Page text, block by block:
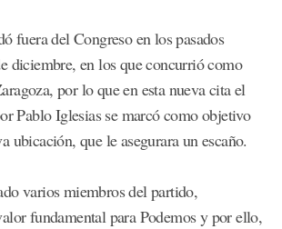
fuera del Congreso en los pasados
diciembre, en los que concurrió como
por lo que en esta nueva cita el
Pablo Iglesias se marcó como objetivo
ubicación, que le asegurara un escaño.
varios miembros del partido,
fundamental para Podemos y por ello,